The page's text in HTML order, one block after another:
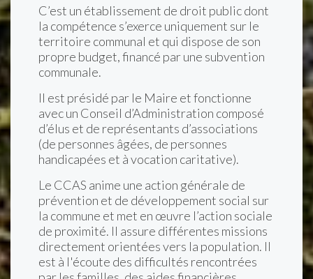
C’est un établissement de droit public dont
la compétence s’exerce uniquement sur le
territoire communal et qui dispose de son
propre budget, financé par une subvention
communale.
Il est présidé par le Maire et fonctionne
avec un Conseil d’Administration composé
d’élus et de représentants d’associations
(de personnes âgées, de personnes
handicapées et à vocation caritative).
Le CCAS anime une action générale de
prévention et de développement social sur
la commune et met en œuvre l’action sociale
de proximité. Il assure différentes missions
directement orientées vers la population. Il
est à l'écoute des difficultés rencontrées